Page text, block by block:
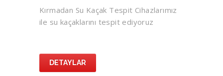
Kırmadan Su Kaçak Tespit Cihazlarımız
ile su kaçaklarını tespit ediyoruz
DETAYLAR